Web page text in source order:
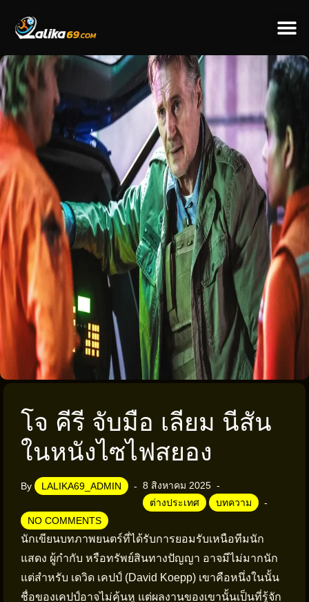
โจ คีรี จับมือ เลียม นีสัน
ในหนังไซไฟสยอง
By LALIKA69_ADMIN
8 สิงหาคม 2025
ต่างประเทศ
บทความ
NO COMMENTS
นักเขียนบทภาพยนตร์ที่ได้รับการยอมรับเหนือทีมนัก
แสดง ผู้กำกับ หรือทรัพย์สินทางปัญญา อาจมีไม่มากนัก
แต่สำหรับ เดวิด เคปป์ (David Koepp) เขาคือหนึ่งในนั้น
ชื่อของเคปป์อาจไม่คุ้นหู แต่ผลงานของเขานั้นเป็นที่รู้จัก